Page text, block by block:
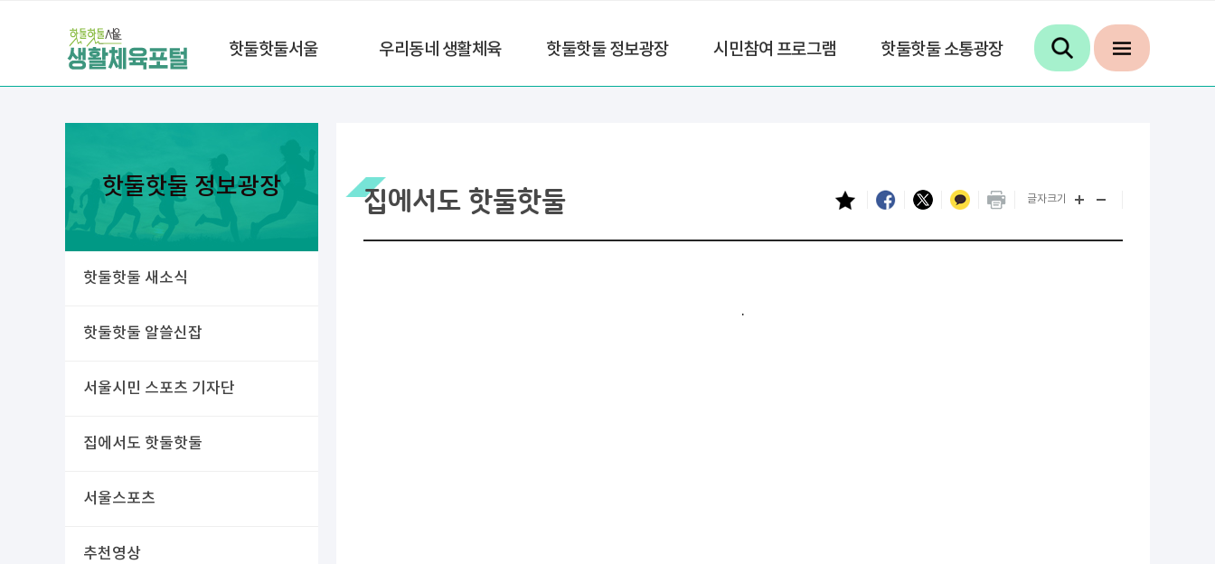
핫둘핫둘서울 우리동네 생활체육 핫둘핫둘 정보광장 시민참여 프로그램 핫둘핫둘 소통광장
핫둘핫둘 정보광장
핫둘핫둘 새소식
핫둘핫둘 알쓸신잡
서울시민 스포츠 기자단
집에서도 핫둘핫둘
서울스포츠
추천영상
집에서도 핫둘핫둘 글자크기
.